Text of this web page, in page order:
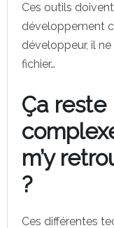
Ces outils
développement
développeur, il
fichier…
Ça reste
m’y
?
Ces différentes